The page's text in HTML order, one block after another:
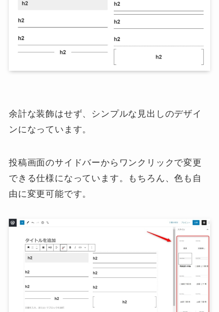
余計な装飾はせず、シンプルな見出しのデザイ
ンになっています。
投稿画面のサイドバーからワンクリックで変更
できる仕様になっています。もちろん、色も自
由に変更可能です。